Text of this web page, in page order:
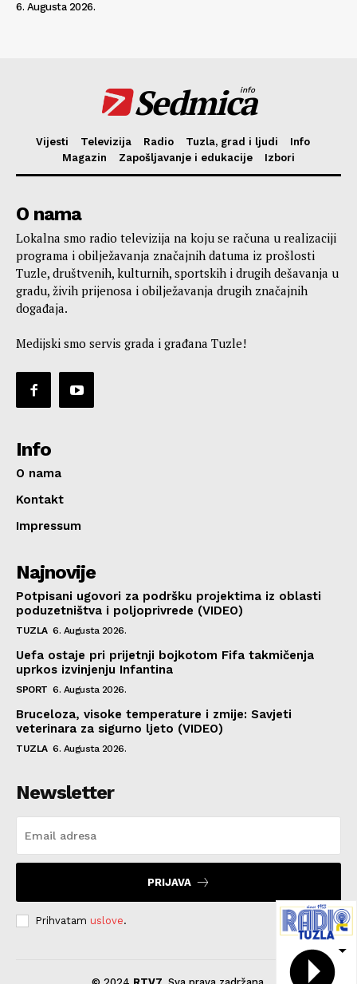
6. Augusta 2026.
Sedmica
info
Vijesti Televizija Radio Tuzla, grad i ljudi
Info
Magazin
Zapošljavanje i edukacije Izbori
O nama
Lokalna smo radio televizija na koju se računa u realizaciji
programa i obilježavanja značajnih datuma iz prošlosti
Tuzle, društvenih, kulturnih, sportskih i drugih dešavanja u
gradu, živih prijenosa i obilježavanja drugih značajnih
događaja.
Medijski smo servis grada i građana Tuzle!
Info
O nama
Kontakt
Impressum
Najnovije
Potpisani ugovori za podršku projektima iz oblasti
poduzetništva i poljoprivrede (VIDEO)
TUZLA 6. Augusta 2026.
Uefa ostaje pri prijetnji bojkotom Fifa takmičenja
uprkos izvinjenju Infantina
SPORT 6. Augusta 2026.
Bruceloza, visoke temperature i zmije: Savjeti
veterinara za sigurno ljeto (VIDEO)
TUZLA 6. Augusta 2026.
Newsletter
PRIJAVA
Prihvatam uslove.